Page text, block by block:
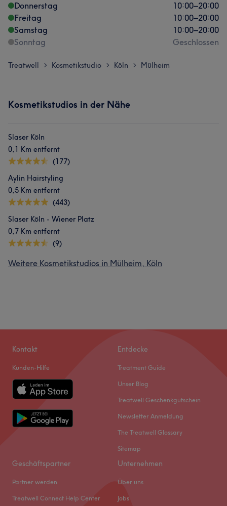
Donnerstag
10:00–20:00
Freitag
10:00–20:00
Samstag
10:00–20:00
Sonntag
Geschlossen
Treatwell > Kosmetikstudio > Köln > Mülheim
Kosmetikstudios in der Nähe
Slaser Köln
0,1 Km entfernt
(177)
Aylin Hairstyling
0,5 Km entfernt
(443)
Slaser Köln - Wiener Platz
0,7 Km entfernt
(9)
Weitere Kosmetikstudios in Mülheim, Köln
Kontakt
Kunden-Hilfe
Entdecke
Treatment Guide
Unser Blog
Treatwell Geschenkgutschein
Newsletter Anmeldung
The Treatwell Glossary
Sitemap
Geschäftspartner
Partner werden
Treatwell Connect Help Center
Unternehmen
Über uns
Jobs